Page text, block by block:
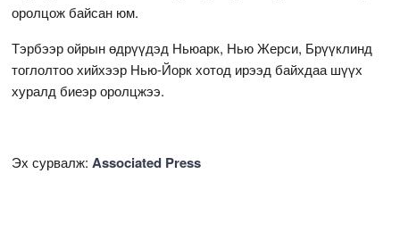
оролцож байсан юм.
Тэрбээр ойрын өдрүүдэд Ньюарк, Нью Жерси, Брүүклинд
тоглолтоо хийхээр Нью-Йорк хотод ирээд байхдаа шүүх
хуралд биеэр оролцжээ.
Эх сурвалж: Associated Press